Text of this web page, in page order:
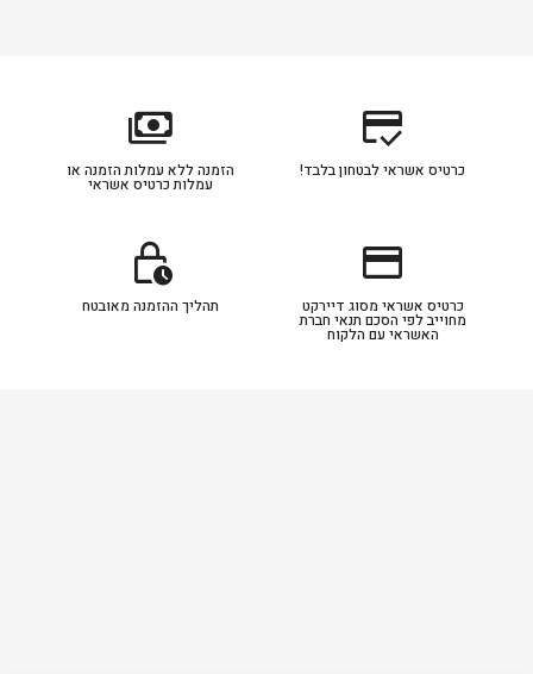
credit_score
כרטיס אשראי לבטחון בלבד!
payments
הזמנה ללא עמלות הזמנה או
עמלות כרטיס אשראי
credit_card
כרטיס אשראי מסוג דיירקט
מחוייב לפי הסכם תנאי חברת
האשראי עם הלקוח
lock_clock
תהליך ההזמנה מאובטח